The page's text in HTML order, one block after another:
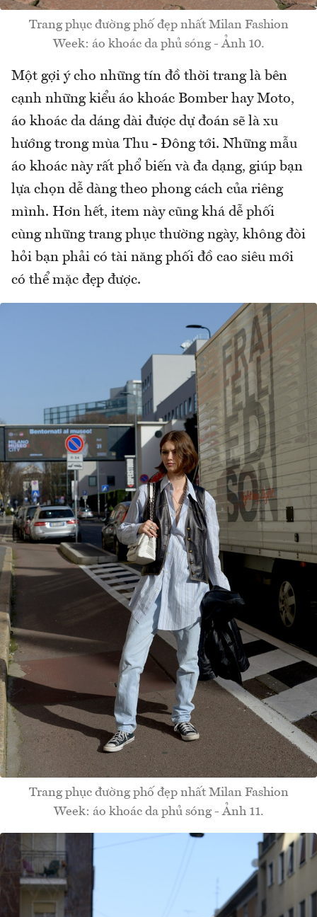
Trang phục đường phố đẹp nhất Milan Fashion
Week: áo khoác da phủ sóng - Ảnh 10.
Một gợi ý cho những tín đồ thời trang là bên
cạnh những kiểu áo khoác Bomber hay Moto,
áo khoác da dáng dài được dự đoán sẽ là xu
hướng trong mùa Thu - Đông tới. Những mẫu
áo khoác này rất phổ biến và đa dạng, giúp bạn
lựa chọn dễ dàng theo phong cách của riêng
mình. Hơn hết, item này cũng khá dễ phối
cùng những trang phục thường ngày, không đòi
hỏi bạn phải có tài năng phối đồ cao siêu mới
có thể mặc đẹp được.
Trang phục đường phố đẹp nhất Milan Fashion
Week: áo khoác da phủ sóng - Ảnh 11.